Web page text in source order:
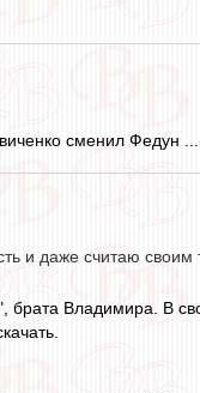
сменил Федун ...
и даже считаю
Владимира. В